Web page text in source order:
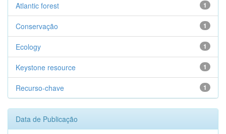
1
Atlantic forest
1
Conservação
1
Ecology
1
Keystone resource
1
Recurso-chave
Data de Publicação